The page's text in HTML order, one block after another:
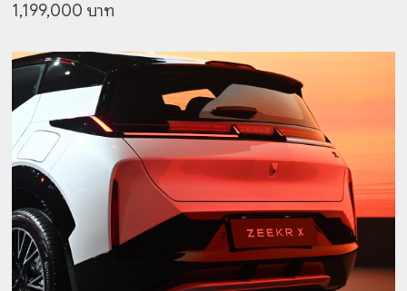
1,199,000 บาท